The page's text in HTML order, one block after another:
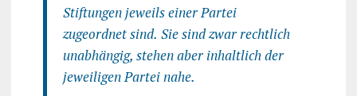
Stiftungen jeweils einer Partei
zugeordnet sind. Sie sind zwar rechtlich
unabhängig, stehen aber inhaltlich der
jeweiligen Partei nahe.